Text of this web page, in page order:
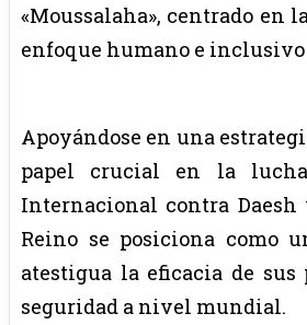
«Moussalaha», centrado
enfoque humano e
Apoyándose en una
papel crucial en la
Internacional contra Daesh
Reino se posiciona como
atestigua la eficacia de
seguridad a nivel mundial.